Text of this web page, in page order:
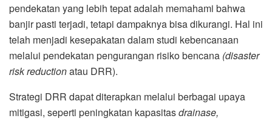
pendekatan yang lebih tepat adalah memahami bahwa
banjir pasti terjadi, tetapi dampaknya bisa dikurangi. Hal ini
telah menjadi kesepakatan dalam studi kebencanaan
melalui pendekatan pengurangan risiko bencana (disaster
risk reductionatau DRR).
Strategi DRR dapat diterapkan melalui berbagai upaya
mitigasi, seperti peningkatan kapasitasdrainase,